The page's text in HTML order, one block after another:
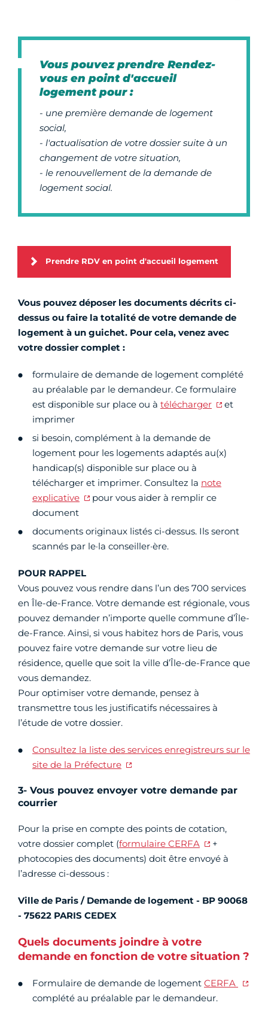
Vous pouvez prendre Rendez-
vous en point d'accueil
logement pour :
- une première demande de logement
social,
- l'actualisation de votre dossier suite à un
changement de votre situation,
- le renouvellement de la demande de
logement social.
Prendre RDV en point d'accueil logement
Vous pouvez déposer les documents décrits ci-
dessus ou faire la totalité de votre demande de
logement à un guichet. Pour cela, venez avec
votre dossier complet :
formulaire de demande de logement complété
au préalable par le demandeur. Ce formulaire
est disponible sur place ou à télécharger
et
imprimer
si besoin, complément à la demande de
logement pour les logements adaptés au(x)
handicap(s) disponible sur place ou à
télécharger et imprimer. Consultez la note
explicative
pour vous aider à remplir ce
document
documents originaux listés ci-dessus. Ils seront
scannés par le·la conseiller·ère.
POUR RAPPEL
Vous pouvez vous rendre dans l’un des 700 services
en Île-de-France. Votre demande est régionale, vous
pouvez demander n’importe quelle commune d’Île-
de-France. Ainsi, si vous habitez hors de Paris, vous
pouvez faire votre demande sur votre lieu de
résidence, quelle que soit la ville d’Île-de-France que
vous demandez.
Pour optimiser votre demande, pensez à
transmettre tous les justificatifs nécessaires à
l’étude de votre dossier.
Consultez la liste des services enregistreurs sur le
site de la Préfecture
3- Vous pouvez envoyer votre demande par
courrier
Pour la prise en compte des points de cotation,
votre dossier complet (formulaire CERFA
+
photocopies des documents) doit être envoyé à
l’adresse ci-dessous :
Ville de Paris / Demande de logement - BP 90068
- 75622 PARIS CEDEX
Quels documents joindre à votre
demande en fonction de votre situation ?
Formulaire de demande de logement CERFA
complété au préalable par le demandeur.